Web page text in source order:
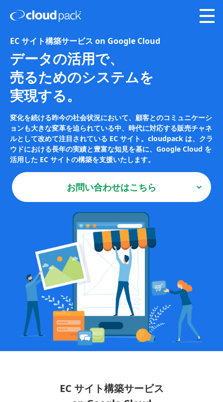
EC サイト構築サービス on Google Cloud
データの活用で、
売るためのシステムを
実現する。
変化を続ける昨今の社会状況において、顧客とのコミュニケーシ
ョンも大きな変革を迫られている中、時代に対応する販売チャネ
ルとして改めて注目されている EC サイト。cloudpack は、クラ
ウドにおける長年の実績と豊富な知見を基に、Google Cloud を
活用した EC サイトの構築を支援いたします。
お問い合わせはこちら
EC サイト構築サービス